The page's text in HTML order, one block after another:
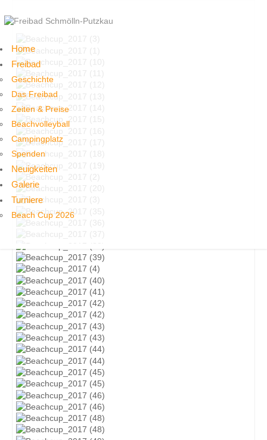
Home
Freibad
Geschichte
Das Freibad
Zeiten & Preise
Beachvolleyball
Campingplatz
Spenden
Neuigkeiten
Galerie
Turniere
Beach Cup 2026